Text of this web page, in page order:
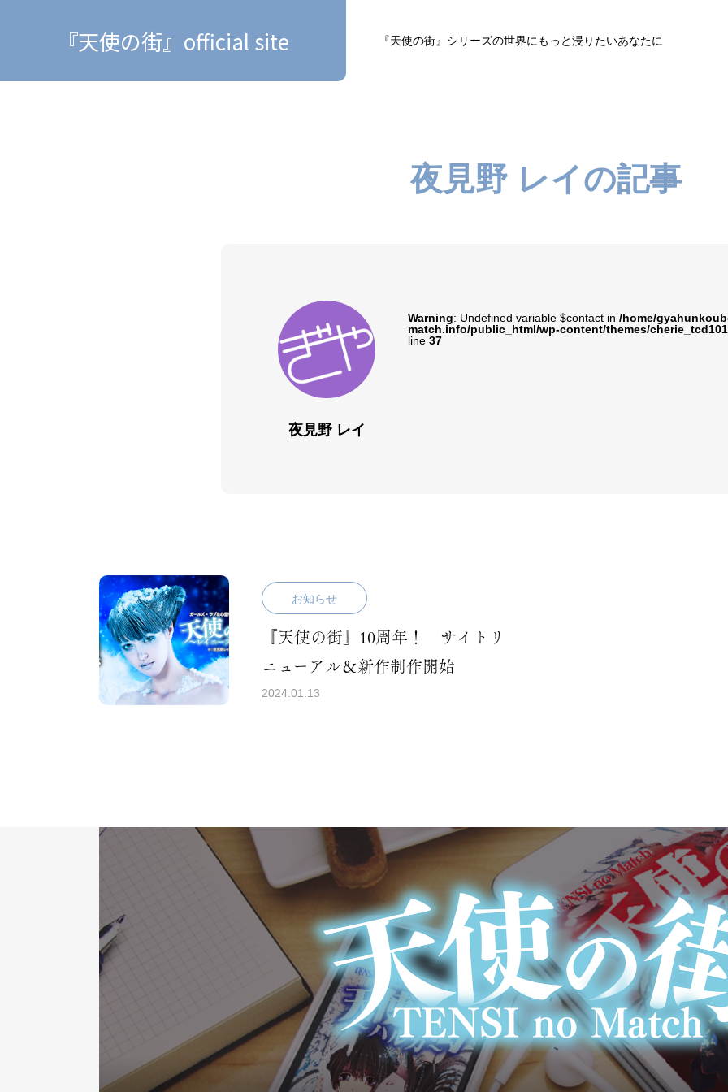
『天使の街』official site 『天使の街』シリーズの世界にもっと浸りたいあなたに
夜見野 レイの記事
夜見野 レイ
Warning: Undefined variable $contact in /home/
match.info/public_html/wp-content/themes/
line 37
お知らせ
『天使の街』10周年！ サイトリ
ニューアル＆新作制作開始
2024.01.13
天使の街
〜マヨ〜
〜レイニーブルー〜 CHARACTER
ムービー
MOVIE
ブログ
BLOG
購入
お問い合わせ